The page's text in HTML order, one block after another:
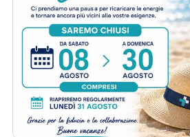
Noleggio Sponde Letto
Contenimento
Il nostro servizio di noleggio sponde
pensato per offrire un supporto
a chi assiste persone anziane,
mobilità. Le sponde sono progettate
accidentali durante il riposo o i